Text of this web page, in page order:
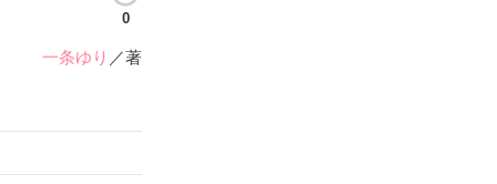
0
一条ゆり ／著